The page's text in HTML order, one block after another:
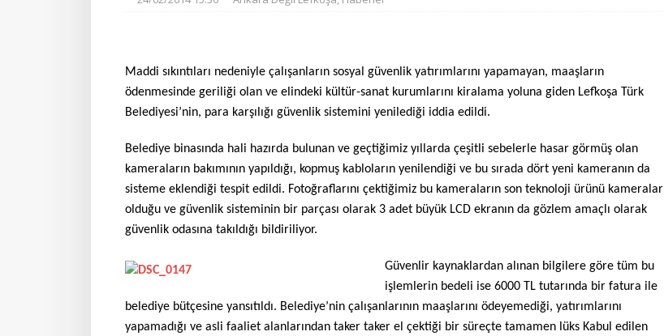
Maddi sıkıntıları nedeniyle çalışanların sosyal güvenlik yatırımlarını yapamayan, maaşların
ödenmesinde geriliği olan ve elindeki kültür-sanat kurumlarını kiralama yoluna giden Lefkoşa Türk
Belediyesi’nin, para karşılığı güvenlik sistemini yenilediği iddia edildi.
Belediye binasında hali hazırda bulunan ve geçtiğimiz yıllarda çeşitli sebelerle hasar görmüş olan
kameraların bakımının yapıldığı, kopmuş kabloların yenilendiği ve bu sırada dört yeni kameranın da
sisteme eklendiği tespit edildi. Fotoğraflarını çektiğimiz bu kameraların son teknoloji ürünü kameralar
olduğu ve güvenlik sisteminin bir parçası olarak 3 adet büyük LCD ekranın da gözlem amaçlı olarak
güvenlik odasına takıldığı bildiriliyor.
Güvenlir kaynaklardan alınan bilgilere göre tüm bu
işlemlerin bedeli ise 6000 TL tutarında bir fatura ile
belediye bütçesine yansıtıldı. Belediye’nin çalışanlarının maaşlarını ödeyemediği, yatırımlarını
yapamadığı ve asli faaliet alanlarından taker taker el çektiği bir süreçte tamamen lüks Kabul edilen